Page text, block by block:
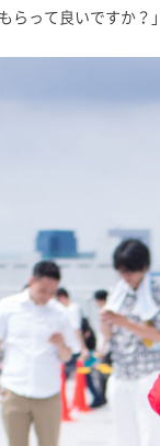
らって良いですか？」